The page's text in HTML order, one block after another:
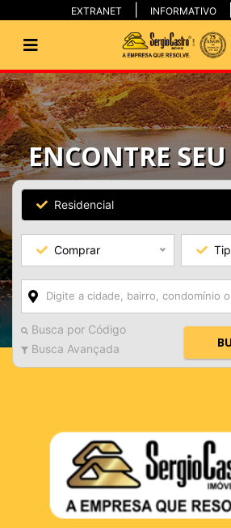
EXTRANET INFORMATIVO
ENCONTRE
Residencial
Comprar
Busca por Código
Busca Avançada